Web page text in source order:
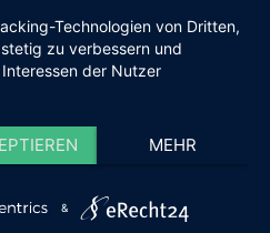
Iserlohn
9748599
Satzung Impressum
Technologien von Dritten,
zu verbessern und
der Nutzer
MEHR
&